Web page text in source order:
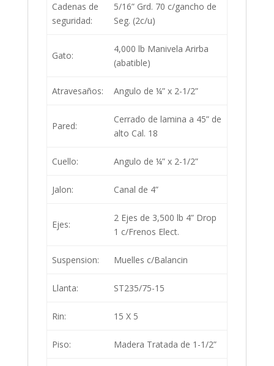
Cadenas de
seguridad:
5/16” Grd. 70 c/gancho de
Seg. (2c/u)
Gato:
4,000 lb Manivela Arirba
(abatible)
Atravesaños: Angulo de ¼” x 2-1/2”
Pared:
Cerrado de lamina a 45” de
alto Cal. 18
Cuello: Angulo de ¼” x 2-1/2”
Jalon: Canal de 4”
Ejes:
2 Ejes de 3,500 lb 4” Drop
1 c/Frenos Elect.
Suspension: Muelles c/Balancin
Llanta: ST235/75-15
Rin: 15 X 5
Piso: Madera Tratada de 1-1/2”